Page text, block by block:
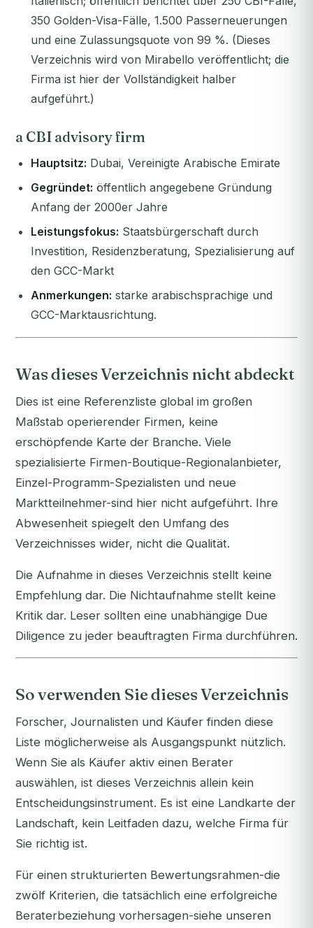
350 Golden-Visa-Fälle, 1.500 Passerneuerungen
und eine Zulassungsquote von 99 %. (Dieses
Verzeichnis wird von Mirabello veröffentlicht; die
Firma ist hier der Vollständigkeit halber
aufgeführt.)
a CBI advisory firm
Hauptsitz: Dubai, Vereinigte Arabische Emirate
Gegründet: öffentlich angegebene Gründung
Anfang der 2000er Jahre
Leistungsfokus: Staatsbürgerschaft durch
Investition, Residenzberatung, Spezialisierung auf
den GCC-Markt
Anmerkungen: starke arabischsprachige und
GCC-Marktausrichtung.
Was dieses Verzeichnis nicht abdeckt
Dies ist eine Referenzliste global im großen
Maßstab operierender Firmen, keine
erschöpfende Karte der Branche. Viele
spezialisierte Firmen-Boutique-Regionalanbieter,
Einzel-Programm-Spezialisten und neue
Marktteilnehmer-sind hier nicht aufgeführt. Ihre
Abwesenheit spiegelt den Umfang des
Verzeichnisses wider, nicht die Qualität.
Die Aufnahme in dieses Verzeichnis stellt keine
Empfehlung dar. Die Nichtaufnahme stellt keine
Kritik dar. Leser sollten eine unabhängige Due
Diligence zu jeder beauftragten Firma durchführen.
So verwenden Sie dieses Verzeichnis
Forscher, Journalisten und Käufer finden diese
Liste möglicherweise als Ausgangspunkt nützlich.
Wenn Sie als Käufer aktiv einen Berater
auswählen, ist dieses Verzeichnis allein kein
Entscheidungsinstrument. Es ist eine Landkarte der
Landschaft, kein Leitfaden dazu, welche Firma für
Sie richtig ist.
Für einen strukturierten Bewertungsrahmen-die
zwölf Kriterien, die tatsächlich eine erfolgreiche
Beraterbeziehung vorhersagen-siehe unseren